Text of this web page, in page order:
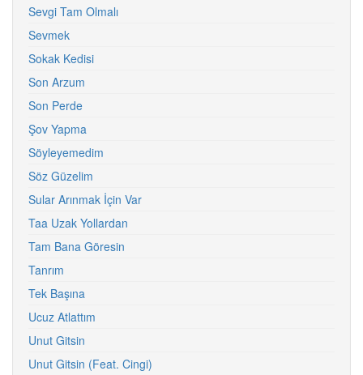
Sevgi Tam Olmalı
Sevmek
Sokak Kedisi
Son Arzum
Son Perde
Şov Yapma
Söyleyemedim
Söz Güzelim
Sular Arınmak İçin Var
Taa Uzak Yollardan
Tam Bana Göresin
Tanrım
Tek Başına
Ucuz Atlattım
Unut Gitsin
Unut Gitsin (Feat. Cingi)